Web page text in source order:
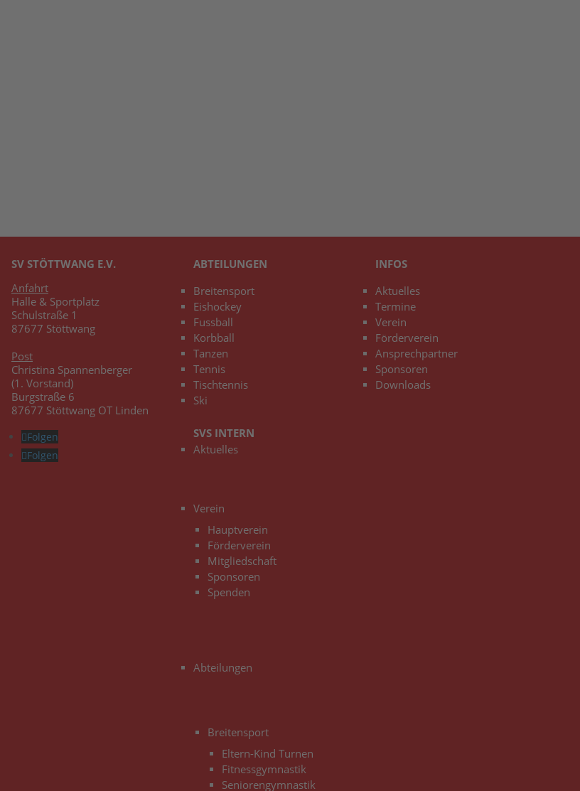
SV STÖTTWANG E.V.
Anfahrt
Halle & Sportplatz
Schulstraße 1
87677 Stöttwang
Post
Christina Spannenberger
(1. Vorstand)
Burgstraße 6
87677 Stöttwang OT Linden
Folgen
Folgen
ABTEILUNGEN
Breitensport
Eishockey
Fussball
Korbball
Tanzen
Tennis
Tischtennis
Ski
SVS INTERN
Aktuelles
Verein
Hauptverein
Förderverein
Mitgliedschaft
Sponsoren
Spenden
Abteilungen
Breitensport
Eltern-Kind Turnen
Fitnessgymnastik
Seniorengymnastik
INFOS
Aktuelles
Termine
Verein
Förderverein
Ansprechpartner
Sponsoren
Downloads